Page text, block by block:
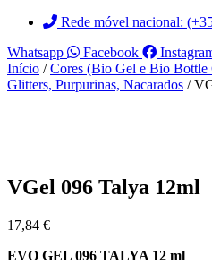
Rede móvel nacional:
Whatsapp
Facebook
Início /Cores (Bio Gel e Bio Bottle
Glitters, Purpurinas, Nacarados /
VGel 096 Talya 12ml
17,84 €
EVO GEL 096 TALYA 12 ml